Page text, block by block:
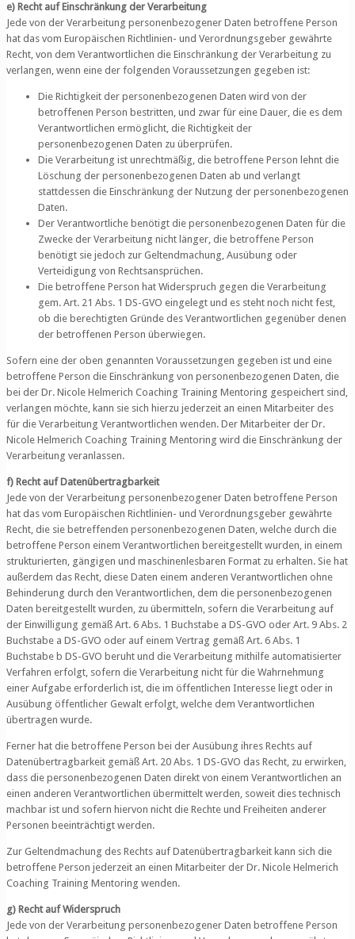
e) Recht auf Einschränkung der Verarbeitung
Jede von der Verarbeitung personenbezogener Daten betroffene Person
hat das vom Europäischen Richtlinien- und Verordnungsgeber gewährte
Recht, von dem Verantwortlichen die Einschränkung der Verarbeitung zu
verlangen, wenn eine der folgenden Voraussetzungen gegeben ist:
Die Richtigkeit der personenbezogenen Daten wird von der
betroffenen Person bestritten, und zwar für eine Dauer, die es dem
Verantwortlichen ermöglicht, die Richtigkeit der
personenbezogenen Daten zu überprüfen.
Die Verarbeitung ist unrechtmäßig, die betroffene Person lehnt die
Löschung der personenbezogenen Daten ab und verlangt
stattdessen die Einschränkung der Nutzung der personenbezogenen
Daten.
Der Verantwortliche benötigt die personenbezogenen Daten für die
Zwecke der Verarbeitung nicht länger, die betroffene Person
benötigt sie jedoch zur Geltendmachung, Ausübung oder
Verteidigung von Rechtsansprüchen.
Die betroffene Person hat Widerspruch gegen die Verarbeitung
gem. Art. 21 Abs. 1 DS-GVO eingelegt und es steht noch nicht fest,
ob die berechtigten Gründe des Verantwortlichen gegenüber denen
der betroffenen Person überwiegen.
Sofern eine der oben genannten Voraussetzungen gegeben ist und eine
betroffene Person die Einschränkung von personenbezogenen Daten, die
bei der Dr. Nicole Helmerich Coaching Training Mentoring gespeichert sind,
verlangen möchte, kann sie sich hierzu jederzeit an einen Mitarbeiter des
für die Verarbeitung Verantwortlichen wenden. Der Mitarbeiter der Dr.
Nicole Helmerich Coaching Training Mentoring wird die Einschränkung der
Verarbeitung veranlassen.
f) Recht auf Datenübertragbarkeit
Jede von der Verarbeitung personenbezogener Daten betroffene Person
hat das vom Europäischen Richtlinien- und Verordnungsgeber gewährte
Recht, die sie betreffenden personenbezogenen Daten, welche durch die
betroffene Person einem Verantwortlichen bereitgestellt wurden, in einem
strukturierten, gängigen und maschinenlesbaren Format zu erhalten. Sie hat
außerdem das Recht, diese Daten einem anderen Verantwortlichen ohne
Behinderung durch den Verantwortlichen, dem die personenbezogenen
Daten bereitgestellt wurden, zu übermitteln, sofern die Verarbeitung auf
der Einwilligung gemäß Art. 6 Abs. 1 Buchstabe a DS-GVO oder Art. 9 Abs. 2
Buchstabe a DS-GVO oder auf einem Vertrag gemäß Art. 6 Abs. 1
Buchstabe b DS-GVO beruht und die Verarbeitung mithilfe automatisierter
Verfahren erfolgt, sofern die Verarbeitung nicht für die Wahrnehmung
einer Aufgabe erforderlich ist, die im öffentlichen Interesse liegt oder in
Ausübung öffentlicher Gewalt erfolgt, welche dem Verantwortlichen
übertragen wurde.
Ferner hat die betroffene Person bei der Ausübung ihres Rechts auf
Datenübertragbarkeit gemäß Art. 20 Abs. 1 DS-GVO das Recht, zu erwirken,
dass die personenbezogenen Daten direkt von einem Verantwortlichen an
einen anderen Verantwortlichen übermittelt werden, soweit dies technisch
machbar ist und sofern hiervon nicht die Rechte und Freiheiten anderer
Personen beeinträchtigt werden.
Zur Geltendmachung des Rechts auf Datenübertragbarkeit kann sich die
betroffene Person jederzeit an einen Mitarbeiter der Dr. Nicole Helmerich
Coaching Training Mentoring wenden.
g) Recht auf Widerspruch
Jede von der Verarbeitung personenbezogener Daten betroffene Person